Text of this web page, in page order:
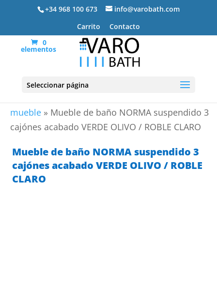
+34 968 100 673
info@varobath.com
Carrito
Contacto
0
elementos
Seleccionar página
mueble » Mueble de baño NORMA suspendido 3
cajónes acabado VERDE OLIVO / ROBLE CLARO
Mueble de baño NORMA suspendido 3
cajónes acabado VERDE OLIVO / ROBLE
CLARO